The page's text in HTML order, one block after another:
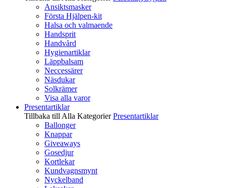
Ansiktsmasker
Första Hjälpen-kit
Halsa och valmaende
Handsprit
Handvård
Hygienartiklar
Läppbalsam
Neccessärer
Näsdukar
Solkrämer
Visa alla varor
Presentartiklar
Tillbaka till Alla Kategorier Presentartiklar
Ballonger
Knappar
Giveaways
Gosedjur
Kortlekar
Kundvagnsmynt
Nyckelband